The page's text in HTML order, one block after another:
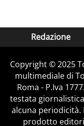
Redazione
Copyright © 2025
multimediale di
Roma - P.Iva
testata
alcuna
prodotto